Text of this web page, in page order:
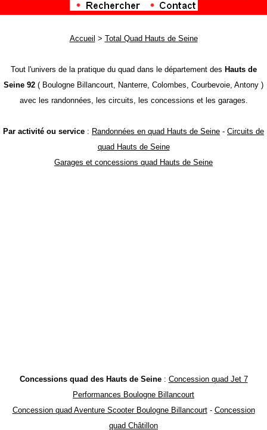
Accueil > Total Quad Hauts de Seine
Tout l'univers de la pratique du quad dans le département des Hauts de
Seine 92 ( Boulogne Billancourt, Nanterre, Colombes, Courbevoie, Antony )
avec les randonnées, les circuits, les concessions et les garages.
Par activité ou service : Randonnées en quad Hauts de Seine - Circuits de
quad Hauts de Seine
Garages et concessions quad Hauts de Seine
Concessions quad des Hauts de Seine: Concession quad Jet 7
Performances Boulogne Billancourt
Concession quad Aventure Scooter Boulogne Billancourt- Concession
quad Châtillon